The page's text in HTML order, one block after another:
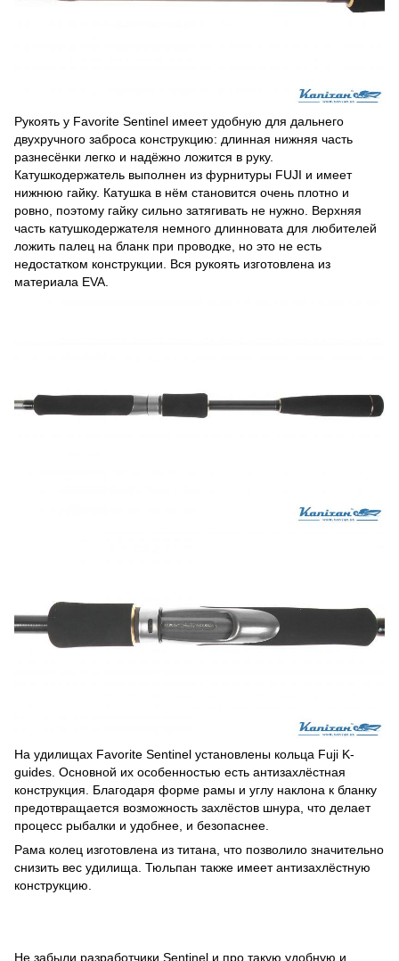
Рукоять у Favorite Sentinel имеет удобную для дальнего
двухручного заброса конструкцию: длинная нижняя часть
разнесёнки легко и надёжно ложится в руку.
Катушкодержатель выполнен из фурнитуры FUJI и имеет
нижнюю гайку. Катушка в нём становится очень плотно и
ровно, поэтому гайку сильно затягивать не нужно. Верхняя
часть катушкодержателя немного длинновата для любителей
ложить палец на бланк при проводке, но это не есть
недостатком конструкции. Вся рукоять изготовлена из
материала EVA.
На удилищах Favorite Sentinel установлены кольца Fuji K-
guides. Основной их особенностью есть антизахлёстная
конструкция. Благодаря форме рамы и углу наклона к бланку
предотвращается возможность захлёстов шнура, что делает
процесс рыбалки и удобнее, и безопаснее.
Рама колец изготовлена из титана, что позволило значительно
снизить вес удилища. Тюльпан также имеет антизахлёстную
конструкцию.
Не забыли разработчики Sentinel и про такую удобную и